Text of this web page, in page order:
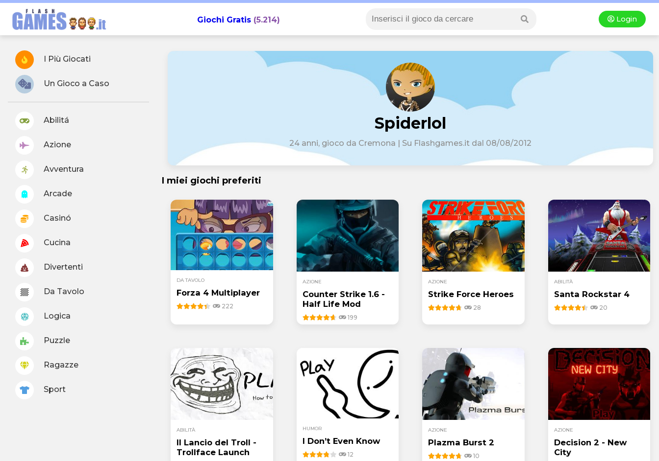
Giochi Gratis(5.214) Login
I Più Giocati
Un Gioco a Caso
Abilitá
Azione
Avventura
Arcade
Casinó
Cucina
Divertenti
Da Tavolo
Logica
Puzzle
Ragazze
Sport
Spiderlol
24 anni, gioco da Cremona | Su Flashgames.it dal 08/08/2012
I miei giochi preferiti
DA TAVOLO
Forza 4 Multiplayer
222
AZIONE
Counter Strike 1.6 -
Half Life Mod
199
AZIONE
Strike Force Heroes
28
ABILITÀ
Santa Rockstar 4
20
ABILITÀ
Il Lancio del Troll -
Trollface Launch
HUMOR
I Don’t Even Know
12
AZIONE
Plazma Burst 2
10
AZIONE
Decision 2 - New
City